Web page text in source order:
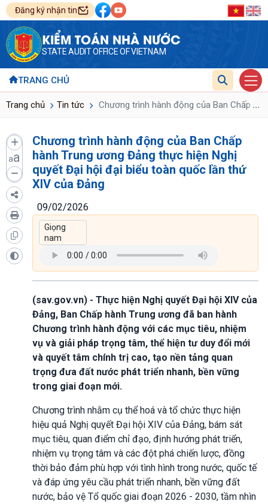
Đăng ký nhận tin
KIỂM TOÁN NHÀ NƯỚC
STATE AUDIT OFFICE OF VIETNAM
TRANG CHỦ
Trang chủ Tin tức Chương trình hành động của Ban Chấp...
aa
Chương trình hành động của Ban Chấp
hành Trung ương Đảng thực hiện Nghị
quyết Đại hội đại biểu toàn quốc lần thứ
XIV của Đảng
09/02/2026
(sav.gov.vn) - Thực hiện Nghị quyết Đại hội XIV của
Đảng, Ban Chấp hành Trung ương đã ban hành
Chương trình hành động với các mục tiêu, nhiệm
vụ và giải pháp trọng tâm, thể hiện tư duy đổi mới
và quyết tâm chính trị cao, tạo nền tảng quan
trọng đưa đất nước phát triển nhanh, bền vững
trong giai đoạn mới.
Chương trình nhằm cụ thể hoá và tổ chức thực hiện
hiệu quả Nghị quyết Đại hội XIV của Đảng, bám sát
mục tiêu, quan điểm chỉ đạo, định hướng phát triển,
nhiệm vụ trọng tâm và các đột phá chiến lược, đồng
thời bảo đảm phù hợp với tình hình trong nước, quốc tế
và đáp ứng yêu cầu phát triển nhanh, bền vững đất
nước, bảo vệ Tổ quốc giai đoạn 2026 - 2030, tầm nhìn